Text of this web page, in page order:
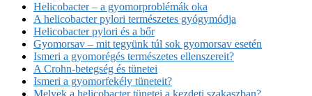
Helicobacter – a gyomorproblémák oka
A helicobacter pylori természetes gyógymódja
Helicobacter pylori és a bőr
Gyomorsav – mit tegyünk túl sok gyomorsav esetén
Ismeri a gyomorégés természetes ellenszereit?
A Crohn-betegség és tünetei
Ismeri a gyomorfekély tüneteit?